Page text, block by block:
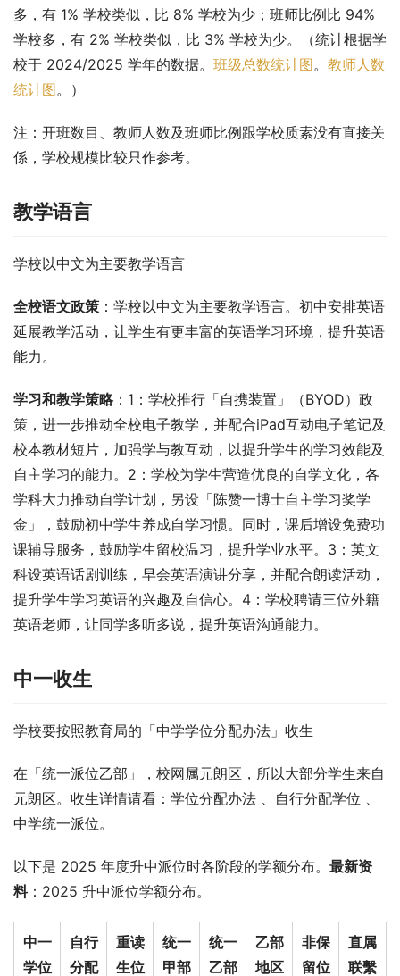
多，有 1% 学校类似，比 8% 学校为少；班师比例比 94%
学校多，有 2% 学校类似，比 3% 学校为少。（统计根据学
校于 2024/2025 学年的数据。 班级总数统计图。 教师人数
统计图。）
注：开班数目、教师人数及班师比例跟学校质素没有直接关
係，学校规模比较只作参考。
教学语言
学校以中文为主要教学语言
全校语文政策 ：学校以中文为主要教学语言。初中安排英语
延展教学活动，让学生有更丰富的英语学习环境，提升英语
能力。
学习和教学策略：1：学校推行「自携装置」（BYOD）政
策，进一步推动全校电子教学，并配合iPad互动电子笔记及
校本教材短片，加强学与教互动，以提升学生的学习效能及
自主学习的能力。2：学校为学生营造优良的自学文化，各
学科大力推动自学计划，另设「陈赞一博士自主学习奖学
金」，鼓励初中学生养成自学习惯。同时，课后增设免费功
课辅导服务，鼓励学生留校温习，提升学业水平。3：英文
科设英语话剧训练，早会英语演讲分享，并配合朗读活动，
提升学生学习英语的兴趣及自信心。4：学校聘请三位外籍
英语老师，让同学多听多说，提升英语沟通能力。
中一收生
学校要按照教育局的「中学学位分配办法」收生
在「统一派位乙部」，校网属元朗区，所以大部分学生来自
元朗区。收生详情请看：学位分配办法 、自行分配学位 、
中学统一派位。
以下是 2025 年度升中派位时各阶段的学额分布。 最新资
料：2025 升中派位学额分布。
中一
学位
自行
分配
重读
生位
统一
甲部
统一
乙部
乙部
地区
非保
留位
直属
联繫